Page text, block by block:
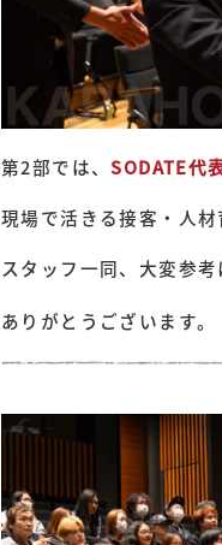
第2部では、SODATE代
現場で活きる接客・人
スタッフ一同、大変参考
ありがとうございます。